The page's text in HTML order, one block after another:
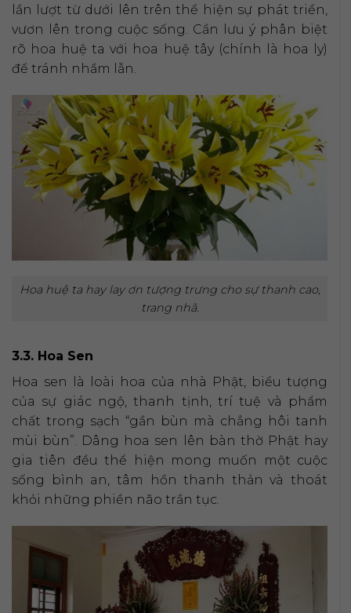
lần lượt từ dưới lên trên thể hiện sự phát triển,
vươn lên trong cuộc sống. Cần lưu ý phân biệt
rõ hoa huệ ta với hoa huệ tây (chính là hoa ly)
để tránh nhầm lẫn.
Hoa huệ ta hay lay ơn tượng trưng cho sự thanh cao,
trang nhã.
3.3. Hoa Sen
Hoa sen là loài hoa của nhà Phật, biểu tượng
của sự giác ngộ, thanh tịnh, trí tuệ và phẩm
chất trong sạch “gần bùn mà chẳng hôi tanh
mùi bùn”. Dâng hoa sen lên bàn thờ Phật hay
gia tiên đều thể hiện mong muốn một cuộc
sống bình an, tâm hồn thanh thản và thoát
khỏi những phiền não trần tục.